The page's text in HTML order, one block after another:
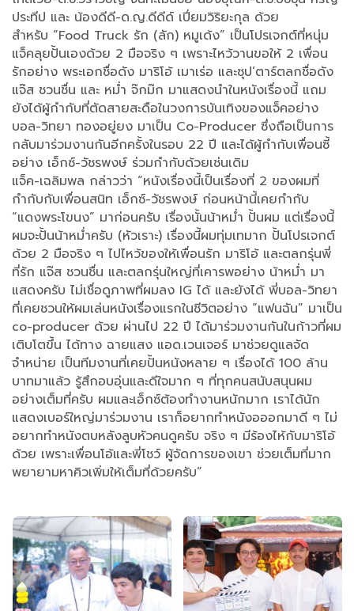
ประทีป และ น้องดีดี-ด.ญ.ดีดีด์ เปี่ยมวิริยะกุล ด้วย
สำหรับ “Food Truck รัก (ลัก) หมูเด้ง” เป็นโปรเจกต์ที่หนุ่ม
แจ็คลุยปั้นเองด้วย 2 มือจริง ๆ เพราะไหว้วานขอให้ 2 เพื่อน
รักอย่าง พระเอกชื่อดัง มาริโอ้ เมาเร่อ และซุป’ตาร์ตลกชื่อดัง
แจ๊ส ชวนชื่น และ หม่ำ จ๊กม๊ก มาแสดงนำในหนังเรื่องนี้ แถม
ยังได้ผู้กำกับที่ตัดสายสะดือในวงการบันเทิงของแจ็คอย่าง
บอล-วิทยา ทองอยู่ยง มาเป็น Co-Producer ซึ่งถือเป็นการ
กลับมาร่วมงานกันอีกครั้งในรอบ 22 ปี และได้ผู้กำกับเพื่อนซี้
อย่าง เอ็กซ์-วัชรพงษ์ ร่วมกำกับด้วยเช่นเดิม
แจ็ค-เฉลิมพล กล่าวว่า “หนังเรื่องนี้เป็นเรื่องที่ 2 ของผมที่
กำกับกับเพื่อนสนิท เอ็กซ์-วัชรพงษ์ ก่อนหน้านี้เคยกำกับ
“แดงพระโขนง” มาก่อนครับ เรื่องนั้นน้าหม่ำ ปั้นผม แต่เรื่องนี้
ผมจะปั้นน้าหม่ำครับ (หัวเราะ) เรื่องนี้ผมทุ่มเทมาก ปั้นโปรเจกต์
ด้วย 2 มือจริง ๆ ไปไหว้ของให้เพื่อนรัก มาริโอ้ และตลกรุ่นพี่
ที่รัก แจ๊ส ชวนชื่น และตลกรุ่นใหญ่ที่เคารพอย่าง น้าหม่ำ มา
แสดงครับ ไม่เชื่อดูภาพที่ผมลง IG ได้ และยังได้ พี่บอล-วิทยา
ที่เคยชวนให้ผมเล่นหนังเรื่องแรกในชีวิตอย่าง “แฟนฉัน” มาเป็น
co-producer ด้วย ผ่านไป 22 ปี ได้มาร่วมงานกันในก้าวที่ผม
เติบโตขึ้น ได้ทาง ฉายแสง แอด.เวนเจอร์ มาช่วยดูแลจัด
จำหน่าย เป็นทีมงานที่เคยปั้นหนังหลาย ๆ เรื่องได้ 100 ล้าน
บาทมาแล้ว รู้สึกอบอุ่นและดีใจมาก ๆ ที่ทุกคนสนับสนุนผม
อย่างเต็มที่ครับ ผมและเอ็กซ์ต้องทำงานหนักมาก เราได้นัก
แสดงเบอร์ใหญ่มาร่วมงาน เราก็อยากทำหนังอออกมาดี ๆ ไม่
อยากทำหนังตบหลังลูบหัวคนดูครับ จริง ๆ มีร้องไห้กับมาริโอ้
ด้วย เพราะเพื่อนโอ้และพี่โชว์ ผู้จัดการของเขา ช่วยเต็มที่มาก
พยายามหาคิวเพิ่มให้เต็มที่ด้วยครับ”